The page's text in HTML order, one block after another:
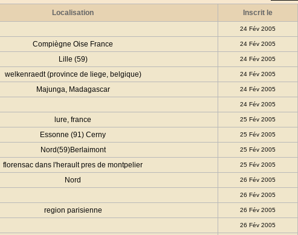
Localisation Inscrit le
24 Fév 2005
Compiègne Oise France 24 Fév 2005
Lille (59) 24 Fév 2005
welkenraedt (province de liege, belgique) 24 Fév 2005
Majunga, Madagascar 24 Fév 2005
24 Fév 2005
lure, france 25 Fév 2005
Essonne (91) Cerny 25 Fév 2005
Nord(59)Berlaimont 25 Fév 2005
florensac dans l'herault pres de montpelier 25 Fév 2005
Nord 26 Fév 2005
26 Fév 2005
region parisienne 26 Fév 2005
26 Fév 2005